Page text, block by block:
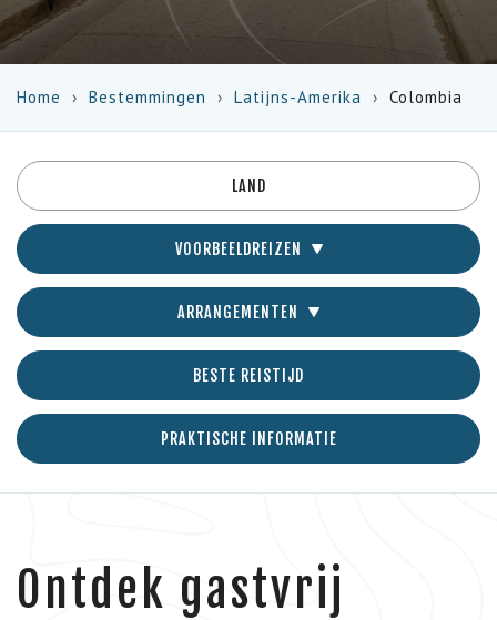
Home Bestemmingen Latijns-Amerika Colombia
LAND
VOORBEELDREIZEN
ARRANGEMENTEN
BESTE REISTIJD
PRAKTISCHE INFORMATIE
Ontdek gastvrij